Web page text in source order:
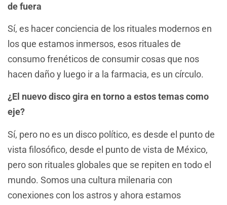
de fuera
Sí, es hacer conciencia de los rituales modernos en
los que estamos inmersos, esos rituales de
consumo frenéticos de consumir cosas que nos
hacen daño y luego ir a la farmacia, es un círculo.
¿El nuevo disco gira en torno a estos temas como
eje?
Sí, pero no es un disco político, es desde el punto de
vista filosófico, desde el punto de vista de México,
pero son rituales globales que se repiten en todo el
mundo. Somos una cultura milenaria con
conexiones con los astros y ahora estamos